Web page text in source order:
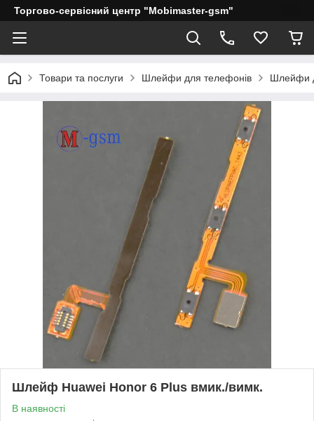
Торгово-сервісний центр "Mobimaster-gsm"
Товари та послуги Шлейфи для телефонів Шлейфи
Шлейф Huawei Honor 6 Plus вмик./вимк.
В наявності